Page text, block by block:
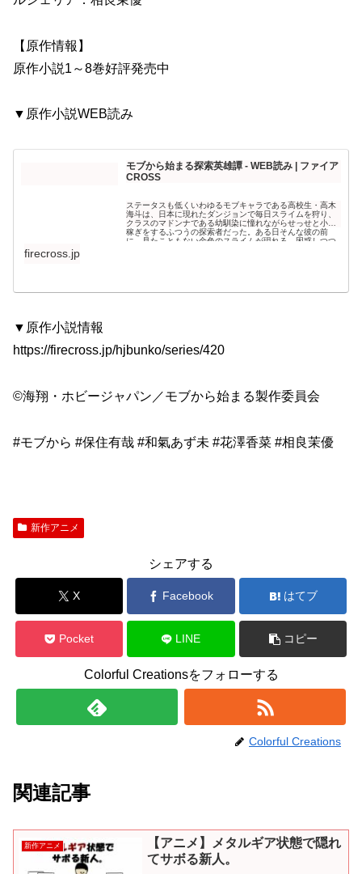
【原作情報】
原作小説1～8巻好評発売中
▼原作小説WEB読み
モブから始まる探索英雄譚 - WEB読み | ファイア
CROSS
ステータスも低くいわゆるモブキャラである高校生・高木
海斗は、日本に現れたダンジョンで毎日スライムを狩り、
クラスのマドンナである幼馴染に憧れながらせっせと小遣
稼ぎをするふつうの探索者だった。ある日そんな彼の前
に、見たこともない金色のスライムが現れる。困惑しつつ
firecross.jp
▼原作小説情報
https://firecross.jp/hjbunko/series/420
©海翔・ホビージャパン／モブから始まる製作委員会
#モブから #保住有哉 #和氣あず未 #花澤香菜 #相良茉優
新作アニメ
シェアする
X Facebook はてブ
Pocket LINE コピー
Colorful Creationsをフォローする
Colorful Creations
関連記事
新作アニメ
【アニメ】メタルギア状態で隠れ
てサボる新人。